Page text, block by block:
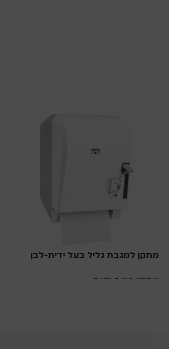
מתקן למגבת גליל בעל ידית-לבן
מתקני ניגוב ידיים